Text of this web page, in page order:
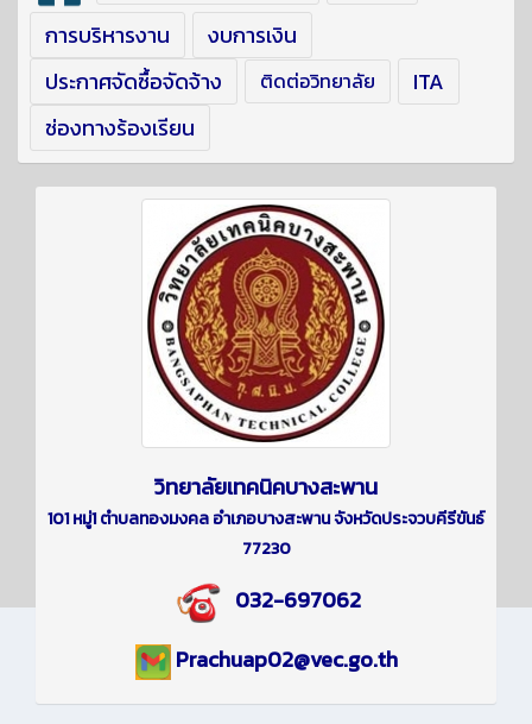
การบริหารงาน
งบการเงิน
ประกาศจัดซื้อจัดจ้าง
ติดต่อวิทยาลัย
ITA
ช่องทางร้องเรียน
วิทยาลัยเทคนิคบางสะพาน
101 หมู่1 ตำบลทองมงคล อำเภอบางสะพาน จังหวัดประจวบคีรีขันธ์
77230
032-697062
Prachuap02@vec.go.th